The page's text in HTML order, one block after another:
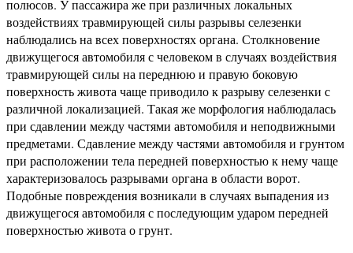
полюсов. У пассажира же при различных локальных
воздействиях травмирующей силы разрывы селезенки
наблюдались на всех поверхностях органа. Столкновение
движущегося автомобиля с человеком в случаях воздействия
травмирующей силы на переднюю и правую боковую
поверхность живота чаще приводило к разрыву селезенки с
различной локализацией. Такая же морфология наблюдалась
при сдавлении между частями автомобиля и неподвижными
предметами. Сдавление между частями автомобиля и грунтом
при расположении тела передней поверхностью к нему чаще
характеризовалось разрывами органа в области ворот.
Подобные повреждения возникали в случаях выпадения из
движущегося автомобиля с последующим ударом передней
поверхностью живота о грунт.